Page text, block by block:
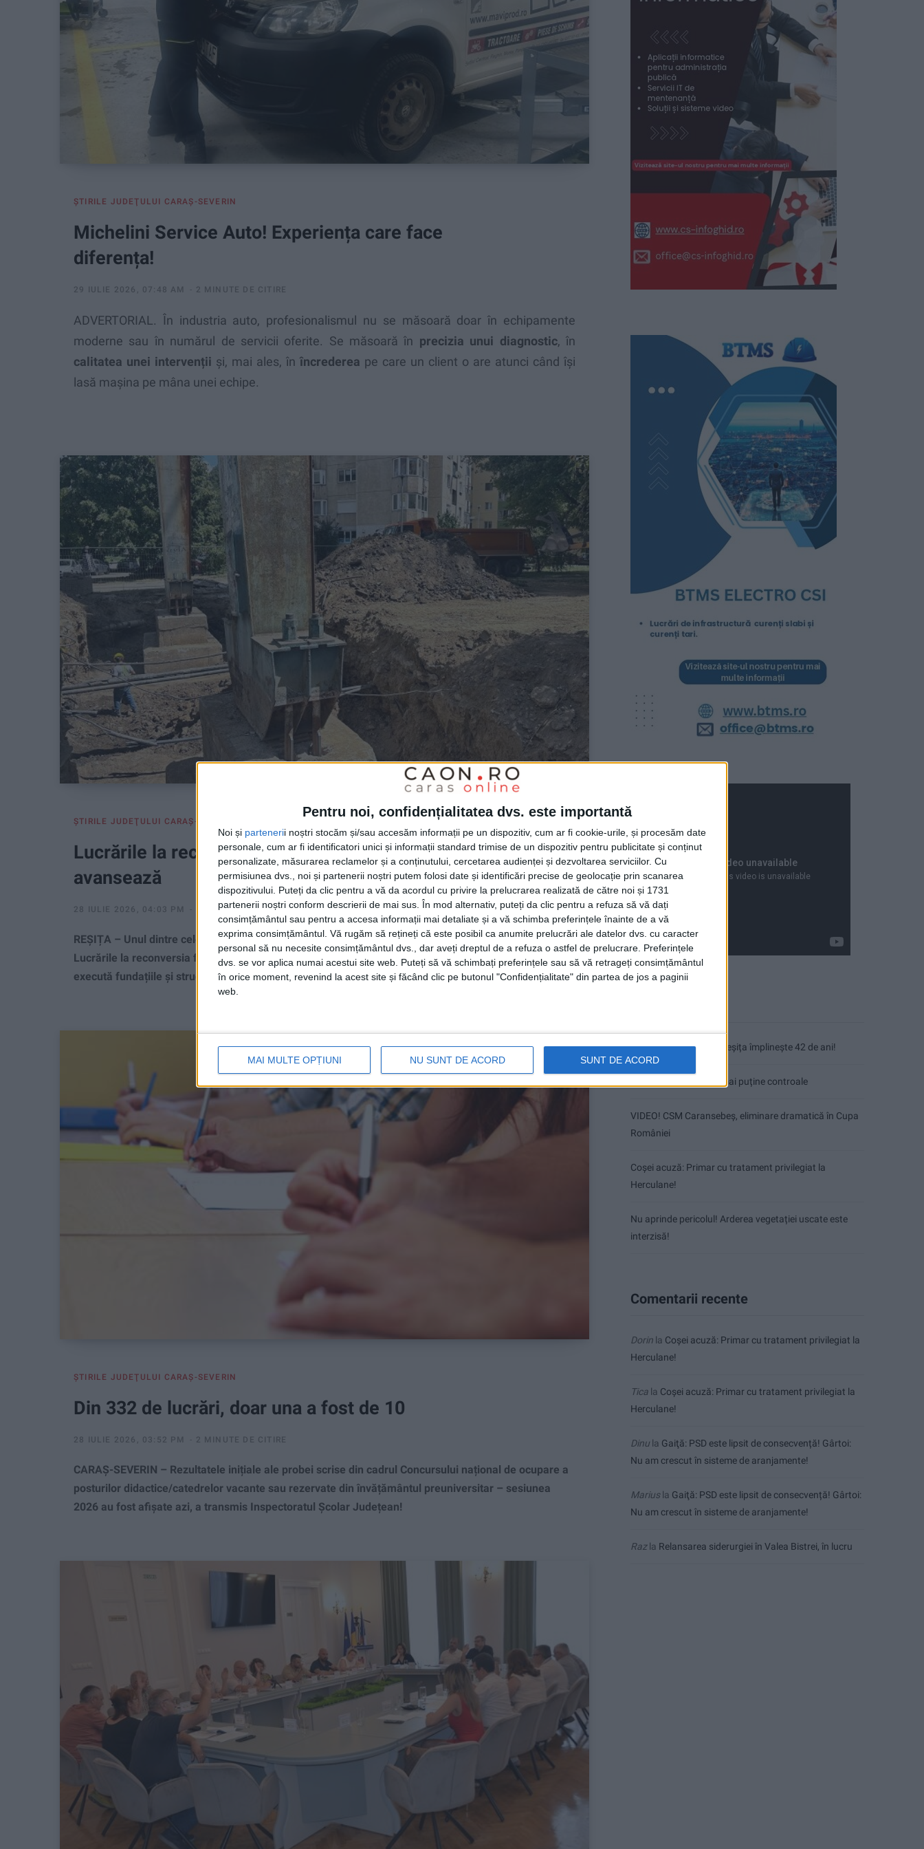
Pentru noi, confidențialitatea dvs. este importantă
Noi și partenerii noștri stocăm și/sau accesăm informații pe un dispozitiv, cum ar fi cookie-urile, și procesăm date
personale, cum ar fi identificatori unici și informații standard trimise de un dispozitiv pentru publicitate și conținut
personalizate, măsurarea reclamelor și a conținutului, cercetarea audienței și dezvoltarea serviciilor. Cu
permisiunea dvs., noi și partenerii noștri putem folosi date și identificări precise de geolocație prin scanarea
dispozitivului. Puteți da clic pentru a vă da acordul cu privire la prelucrarea realizată de către noi și 1731
partenerii noștri conform descrierii de mai sus. În mod alternativ, puteți da clic pentru a refuza să vă dați
consimțământul sau pentru a accesa informații mai detaliate și a vă schimba preferințele înainte de a vă
exprima consimțământul. Vă rugăm să rețineți că este posibil ca anumite prelucrări ale datelor dvs. cu caracter
personal să nu necesite consimțământul dvs., dar aveți dreptul de a refuza o astfel de prelucrare. Preferințele
dvs. se vor aplica numai acestui site web. Puteți să vă schimbați preferințele sau să vă retrageți consimțământul
în orice moment, revenind la acest site și făcând clic pe butonul "Confidențialitate" din partea de jos a paginii
web.
MAI MULTE OPȚIUNI NU SUNT DE ACORD SUNT DE ACORD
ŞTIRILE JUDEŢULUI CARAŞ-SEVERIN
Michelini Service Auto! Experiența care face
diferența!
29 IULIE 2026, 07:48 AM 2 MINUTE DE CITIRE
ADVERTORIAL. În industria auto, profesionalismul nu se măsoară doar în echipamente
moderne sau în numărul de servicii oferite. Se măsoară în precizia unui diagnostic, în
calitatea unei intervenții și, mai ales, în încrederea pe care un client o are atunci când își
lasă mașina pe mâna unei echipe.
ŞTIRILE JUDEŢULUI CARAŞ-SEVERIN
Lucrările la reconversia funicularului din Reșița
avansează
28 IULIE 2026, 04:03 PM 2 MINUTE DE CITIRE
REȘIȚA – Unul dintre cele mai spectaculoase proiecte de regenerare urbană din Reșița prinde contur.
Lucrările la reconversia fostului Funicular de Calcar sunt în plină desfășurare, iar pe șantier se
execută fundațiile și structurile de rezistență ale viitorului traseu destinat pietonilor și bicicliștilor!
ŞTIRILE JUDEŢULUI CARAŞ-SEVERIN
Din 332 de lucrări, doar una a fost de 10
28 IULIE 2026, 03:52 PM 2 MINUTE DE CITIRE
CARAȘ-SEVERIN – Rezultatele inițiale ale probei scrise din cadrul Concursului național de ocupare a
posturilor didactice/catedrelor vacante sau rezervate din învățământul preuniversitar – sesiunea
2026 au fost afișate azi, a transmis Inspectoratul Școlar Județean!
Fântâna Cinetică din Reșița împlinește 42 de ani!
Mai puțini inspectori, mai puține controale
VIDEO! CSM Caransebeș, eliminare dramatică în Cupa
României
Coșei acuză: Primar cu tratament privilegiat la
Herculane!
Nu aprinde pericolul! Arderea vegetației uscate este
interzisă!
Comentarii recente
Dorin la Coșei acuză: Primar cu tratament privilegiat la
Herculane!
Tica la Coșei acuză: Primar cu tratament privilegiat la
Herculane!
Dinu la Gaiţă: PSD este lipsit de consecvență! Gârtoi:
Nu am crescut în sisteme de aranjamente!
Mariusla Gaiţă: PSD este lipsit de consecvență! Gârtoi:
Nu am crescut în sisteme de aranjamente!
Razla Relansarea siderurgiei în Valea Bistrei, în lucru